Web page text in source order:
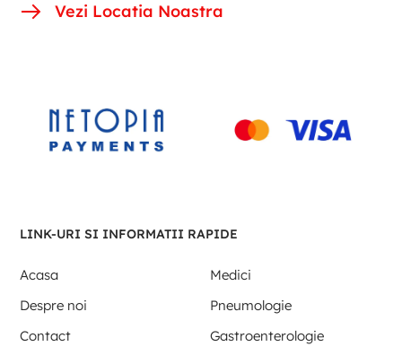
Vezi Locatia Noastra
LINK-URI SI INFORMATII RAPIDE
Acasa
Medici
Despre noi
Pneumologie
Contact
Gastroenterologie